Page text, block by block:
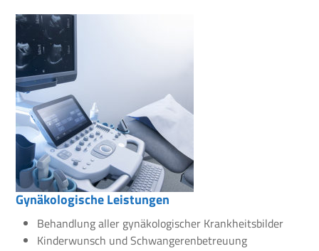
Gynäkologische Leistungen
Behandlung aller gynäkologischer Krankheitsbilder
Kinderwunsch und Schwangerenbetreuung